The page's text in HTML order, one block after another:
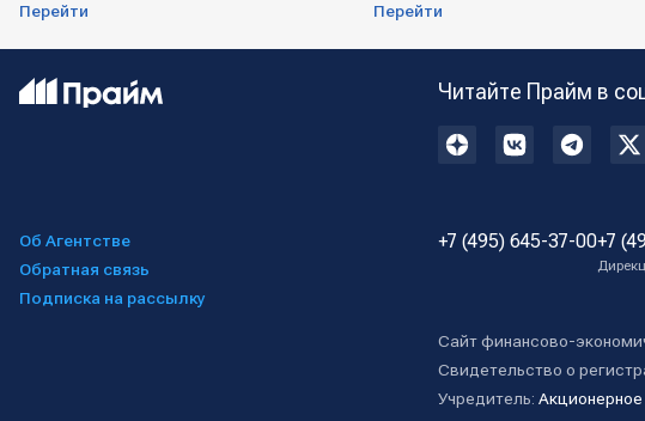
Перейти Перейти
Читайте Прайм в
Об Агентстве
Обратная связь
Подписка на рассылку
+7 (495) 645-37-00+7
Сайт финансово-
Свидетельство о
Учредитель: